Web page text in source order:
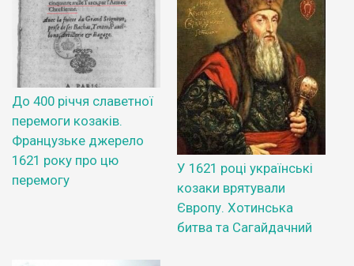
До 400 річчя славетної
перемоги козаків.
Французьке джерело
1621 року про цю
перемогу
У 1621 році українські
козаки врятували
Європу. Хотинська
битва та Сагайдачний